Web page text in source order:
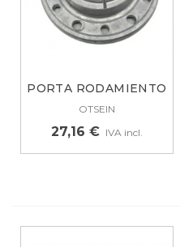
PORTA RODAMIENTO
DERECHO OTSEIN,...
OTSEIN
27,16 € IVA incl.